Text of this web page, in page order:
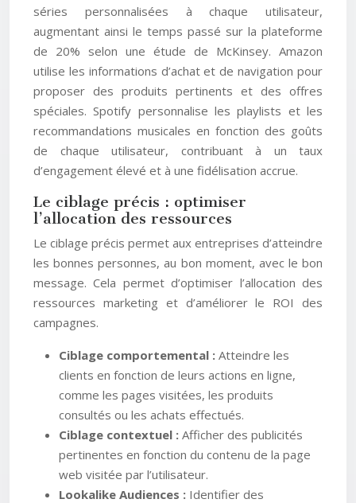
séries personnalisées à chaque utilisateur,
augmentant ainsi le temps passé sur la plateforme
de 20% selon une étude de McKinsey. Amazon
utilise les informations d’achat et de navigation pour
proposer des produits pertinents et des offres
spéciales. Spotify personnalise les playlists et les
recommandations musicales en fonction des goûts
de chaque utilisateur, contribuant à un taux
d’engagement élevé et à une fidélisation accrue.
Le ciblage précis : optimiser
l’allocation des ressources
Le ciblage précis permet aux entreprises d’atteindre
les bonnes personnes, au bon moment, avec le bon
message. Cela permet d’optimiser l’allocation des
ressources marketing et d’améliorer le ROI des
campagnes.
Ciblage comportemental : Atteindre les
clients en fonction de leurs actions en ligne,
comme les pages visitées, les produits
consultés ou les achats effectués.
Ciblage contextuel : Afficher des publicités
pertinentes en fonction du contenu de la page
web visitée par l’utilisateur.
Lookalike Audiences : Identifier des